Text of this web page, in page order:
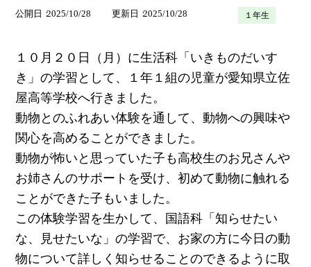
公開日 2025/10/28 更新日 2025/10/28 １年生
１０月２０日（月）に生活科「いきものだいす
き」の学習として、１年１組の児童が愛知県立佐
屋高等学校へ行きました。
動物とのふれあい体験を通して、動物への興味や
関心を高めることができました。
動物が怖いと思っていた子も高校生のお兄さんや
お姉さんのサポートを受け、初めて動物に触れる
ことができた子もいました。
この体験学習を生かして、国語科「知らせたい
な、見せたいな」の学習で、お家の方に今日の動
物について詳しく知らせることのできるように取